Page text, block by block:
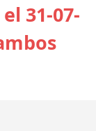
31-07-